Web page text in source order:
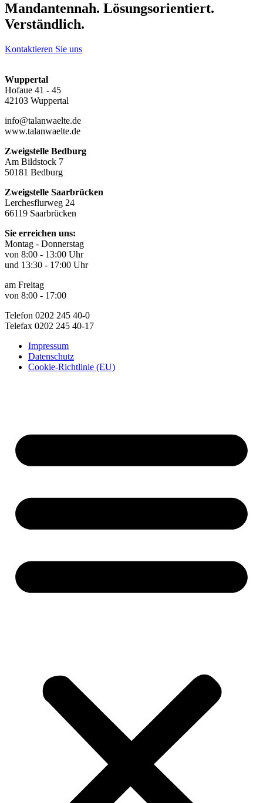
Mandantennah. Lösungsorientiert.
Verständlich.
Kontaktieren Sie uns
Wuppertal
Hofaue 41 - 45
42103 Wuppertal
info@talanwaelte.de
www.talanwaelte.de
Zweigstelle Bedburg
Am Bildstock 7
50181 Bedburg
Zweigstelle Saarbrücken
Lerchesflurweg 24
66119 Saarbrücken
Sie erreichen uns:
Montag - Donnerstag
von 8:00 - 13:00 Uhr
und 13:30 - 17:00 Uhr
am Freitag
von 8:00 - 17:00
Telefon 0202 245 40-0
Telefax 0202 245 40-17
Impressum
Datenschutz
Cookie-Richtlinie (EU)